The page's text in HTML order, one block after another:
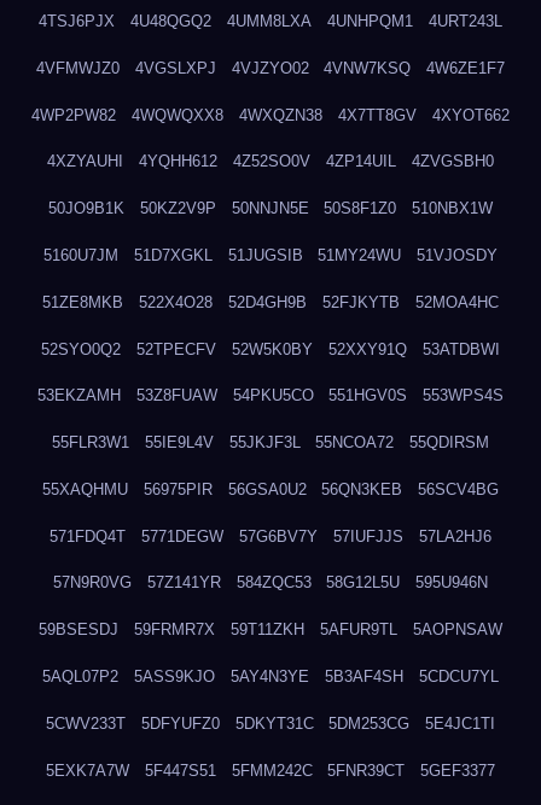
4TSJ6PJX 4U48QGQ2 4UMM8LXA 4UNHPQM1 4URT243L
4VFMWJZ0 4VGSLXPJ 4VJZYO02 4VNW7KSQ 4W6ZE1F7
4WP2PW82 4WQWQXX8 4WXQZN38 4X7TT8GV 4XYOT662
4XZYAUHI 4YQHH612 4Z52SO0V 4ZP14UIL 4ZVGSBH0
50JO9B1K 50KZ2V9P 50NNJN5E 50S8F1Z0 510NBX1W
5160U7JM 51D7XGKL 51JUGSIB 51MY24WU 51VJOSDY
51ZE8MKB 522X4O28 52D4GH9B 52FJKYTB 52MOA4HC
52SYO0Q2 52TPECFV 52W5K0BY 52XXY91Q 53ATDBWI
53EKZAMH 53Z8FUAW 54PKU5CO 551HGV0S 553WPS4S
55FLR3W1 55IE9L4V 55JKJF3L 55NCOA72 55QDIRSM
55XAQHMU 56975PIR 56GSA0U2 56QN3KEB 56SCV4BG
571FDQ4T 5771DEGW 57G6BV7Y 57IUFJJS 57LA2HJ6
57N9R0VG 57Z141YR 584ZQC53 58G12L5U 595U946N
59BSESDJ 59FRMR7X 59T11ZKH 5AFUR9TL 5AOPNSAW
5AQL07P2 5ASS9KJO 5AY4N3YE 5B3AF4SH 5CDCU7YL
5CWV233T 5DFYUFZ0 5DKYT31C 5DM253CG 5E4JC1TI
5EXK7A7W 5F447S51 5FMM242C 5FNR39CT 5GEF3377